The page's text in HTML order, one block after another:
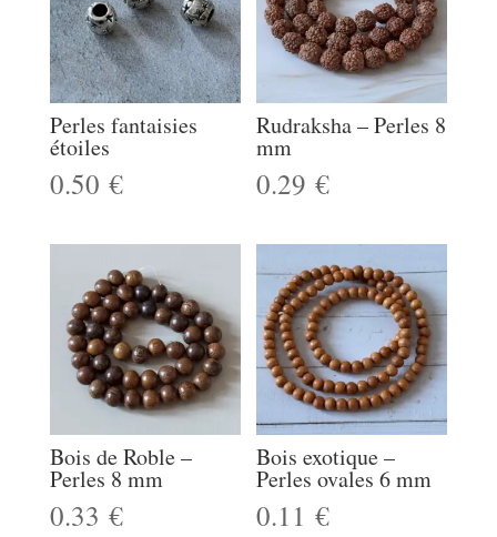
Perles fantaisies
étoiles
0.50 €
Rudraksha – Perles 8
mm
0.29€
Bois de Roble –
Perles 8 mm
0.33 €
Bois exotique –
Perles ovales 6 mm
0.11€